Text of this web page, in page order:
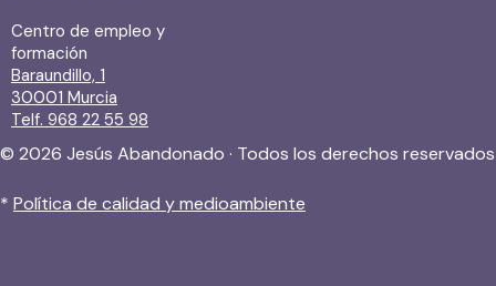
Centro de empleo y
formación
Baraundillo, 1
30001 Murcia
Telf. 968 22 55 98
© 2026 Jesús Abandonado · Todos los derechos reservados
* Política de calidad y medioambiente